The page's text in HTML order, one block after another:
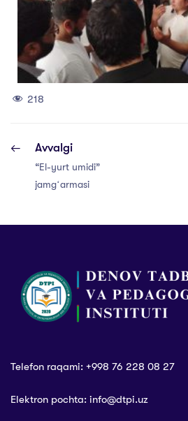
218
Avvalgi
“El-yurt umidi”
jamgʻarmasi
Telefon raqami: +998 76 228 08 27
Elektron pochta: info@dtpi.uz